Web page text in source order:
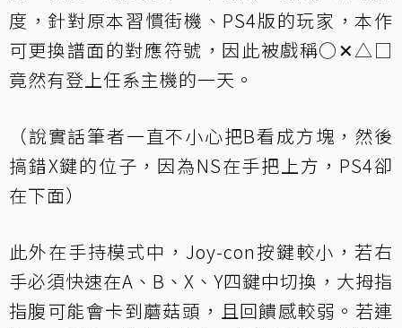
度，針對原本習慣街機、PS4版的玩家，本作
可更換譜面的對應符號，因此被戲稱○✕△□
竟然有登上任系主機的一天。
（說實話筆者一直不小心把B看成方塊，然後
搞錯X鍵的位子，因為NS在手把上方，PS4卻
在下面）
此外在手持模式中，Joy-con按鍵較小，若右
手必須快速在A、B、X、Y四鍵中切換，大拇指
指腹可能會卡到蘑菇頭，且回饋感較弱。若連